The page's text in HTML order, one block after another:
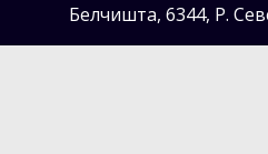
Белчишта, 6344, Р.